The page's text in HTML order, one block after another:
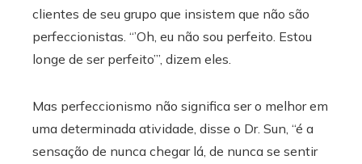
clientes de seu grupo que insistem que não são
perfeccionistas. “’Oh, eu não sou perfeito. Estou
longe de ser perfeito’”, dizem eles.
Mas perfeccionismo não significa ser o melhor em
uma determinada atividade, disse o Dr. Sun, “é a
sensação de nunca chegar lá, de nunca se sentir